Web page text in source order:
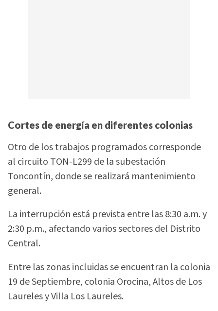
Cortes de energía en diferentes colonias
Otro de los trabajos programados corresponde
al circuito TON-L299 de la subestación
Toncontín, donde se realizará mantenimiento
general.
La interrupción está prevista entre las 8:30 a.m. y
2:30 p.m., afectando varios sectores del Distrito
Central.
Entre las zonas incluidas se encuentran la colonia
19 de Septiembre, colonia Orocina, Altos de Los
Laureles y Villa Los Laureles.